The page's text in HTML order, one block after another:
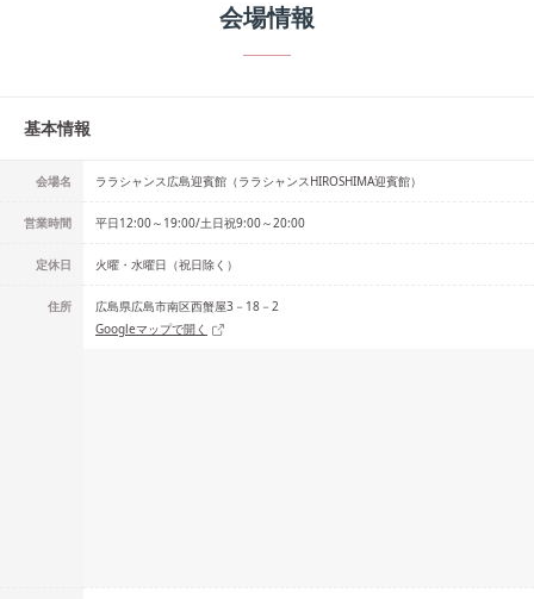
会場情報
基本情報
会場名 ララシャンス広島迎賓館（ララシャンスHIROSHIMA迎賓館）
営業時間 平日12:00～19:00/土日祝9:00～20:00
定休日 火曜・水曜日（祝日除く）
住所
広島県広島市南区西蟹屋3－18－2
Googleマップで開く